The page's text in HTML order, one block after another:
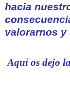
hacia
valorarnos y
Aquí os dejo